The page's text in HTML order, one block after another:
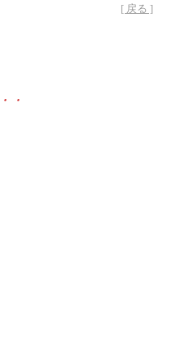
・
[ 戻る ]